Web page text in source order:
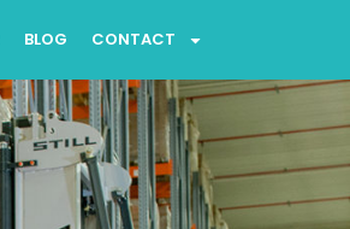
BLOG CONTACT